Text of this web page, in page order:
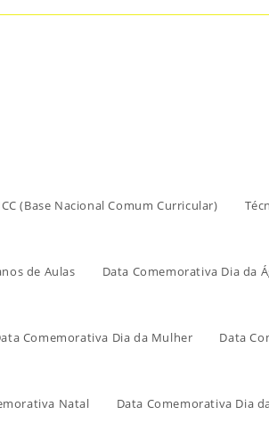
(Base Nacional Comum Curricular)
de Aulas Data Comemorativa Dia da
Comemorativa Dia da Mulher Data
Natal Data Comemorativa Dia